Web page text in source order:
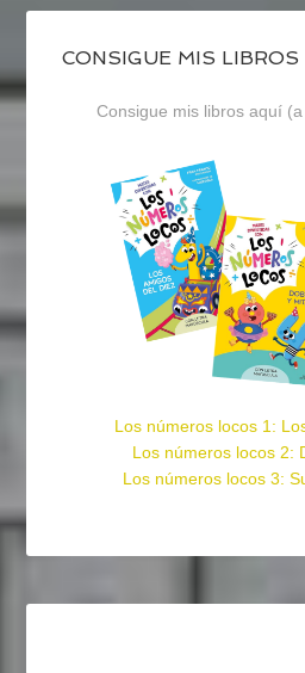
CONSIGUE MIS LIBROS
Consigue mis libros aquí
Los números locos 1:
Los números locos 2:
Los números locos 3: